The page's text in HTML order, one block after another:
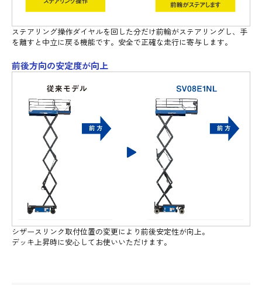
ステアリング操作ダイヤルを回した分だけ前輪がステアリングし、手
を離すと中立に戻る機能です。安全で正確な走行に寄与します。
前後方向の安定度が向上
シザースリンク取付位置の変更により前後安定性が向上。
デッキ上昇時に安心してお使いいただけます。